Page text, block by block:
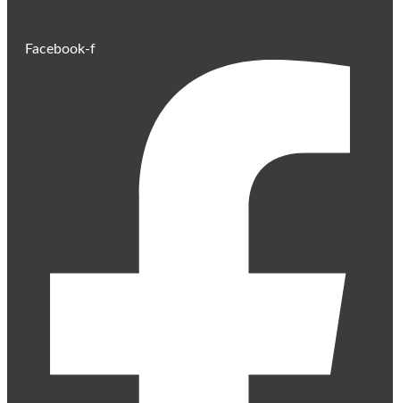
Facebook-f